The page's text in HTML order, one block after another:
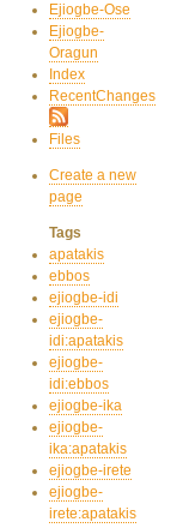
Ejiogbe-Ose
Ejiogbe-
Oragun
Index
RecentChanges
Files
Create a new
page
Tags
apatakis
ebbos
ejiogbe-idi
ejiogbe-
idi:apatakis
ejiogbe-
idi:ebbos
ejiogbe-ika
ejiogbe-
ika:apatakis
ejiogbe-irete
ejiogbe-
irete:apatakis